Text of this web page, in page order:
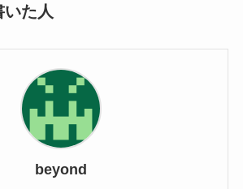
た人
beyond